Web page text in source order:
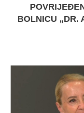
BOLNICU „DR.